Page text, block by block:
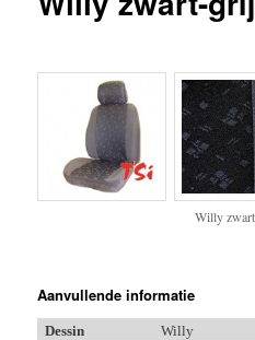
Willy
Aanvullende informatie
Dessin
Willy